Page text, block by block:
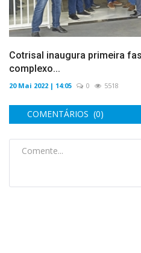
Cotrisal inaugura primeira
complexo...
20 Mai 2022 | 14:05 0 5518
COMENTÁRIOS (0)